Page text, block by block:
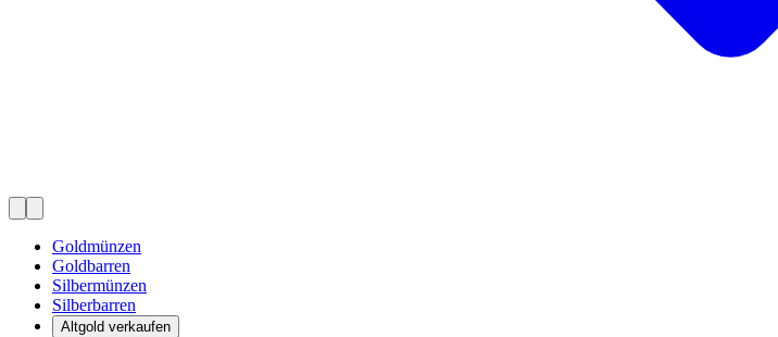
Goldmünzen
Goldbarren
Silbermünzen
Silberbarren
Altgold verkaufen